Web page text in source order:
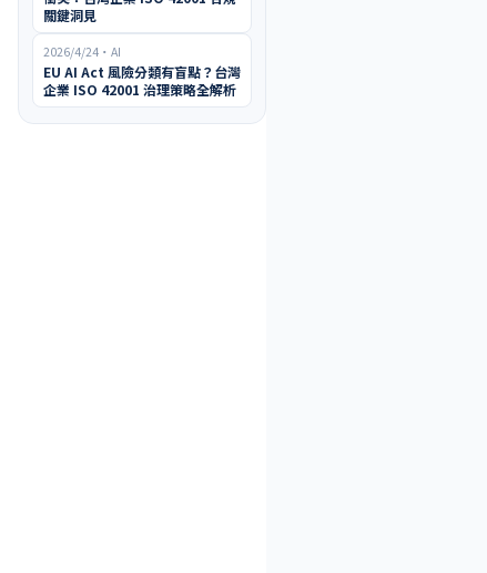
關鍵洞見
2026/4/24 ・ AI
EU AI Act 風險分類有盲點？台灣
企業 ISO 42001 治理策略全解析